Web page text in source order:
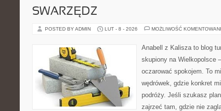
SWARZĘDZ
POSTED BY ADMIN LUT - 8 - 2026 MOŻLIWOŚĆ
Anabell z Kalisza to blog
skupiony na Wielkopolsce
oczarować spokojem. To
wędrówek, gdzie konkret
podróży. Jeśli szukasz
zajrzeć tam, gdzie nie